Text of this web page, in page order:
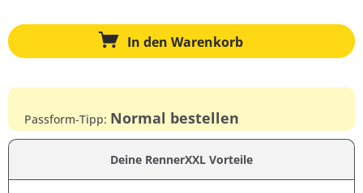
In den Warenkorb
Passform-Tipp: Normal bestellen
Deine RennerXXL Vorteile